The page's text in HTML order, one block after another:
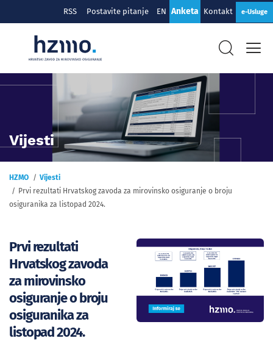
RSS Postavite pitanje EN Anketa Kontakt e-Usluge
Vijesti
HZMO
Vijesti
Prvi rezultati Hrvatskog zavoda za mirovinsko osiguranje o broju
osiguranika za listopad 2024.
Prvi rezultati
Hrvatskog zavoda
za mirovinsko
osiguranje o broju
osiguranika za
listopad 2024.